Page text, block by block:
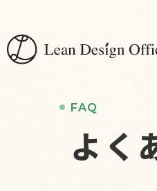
FAQ
よく